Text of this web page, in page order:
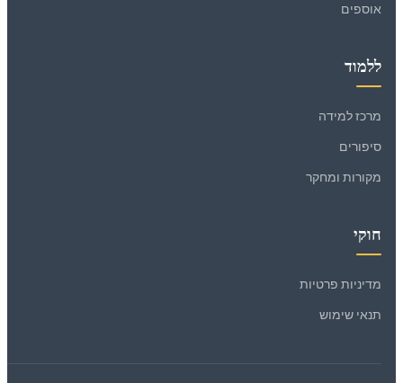
אוספים
ללמוד
מרכז למידה
סיפורים
מקורות ומחקר
חוקי
מדיניות פרטיות
תנאי שימוש